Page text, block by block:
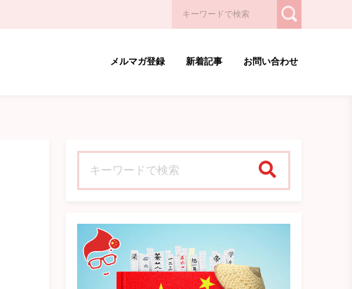
メルマガ登録 新着記事 お問い合わせ